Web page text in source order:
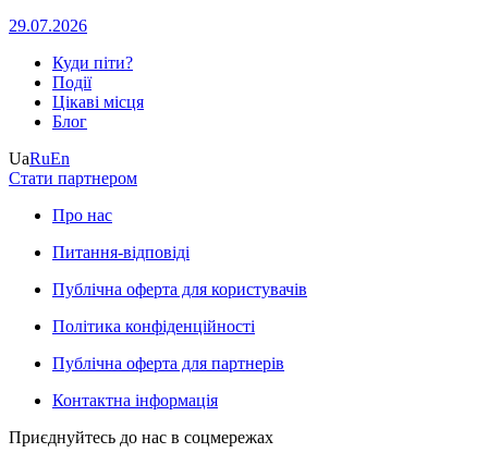
29.07.2026
Куди піти?
Події
Цікаві місця
Блог
UaRuEn
Стати партнером
Про нас
Питання-відповіді
Публічна оферта для користувачів
Політика конфіденційності
Публічна оферта для партнерів
Контактна інформація
Приєднуйтесь до нас в соцмережах